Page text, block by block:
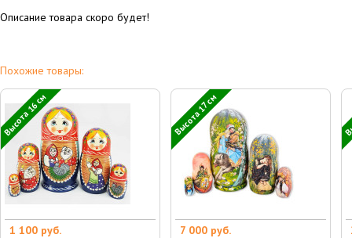
Описание товара скоро будет!
Похожие товары:
Высота 16 см
1 100 руб.
Высота 17 см
7 000 руб.